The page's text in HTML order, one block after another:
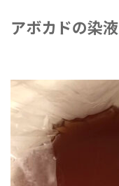
アボカドの染液